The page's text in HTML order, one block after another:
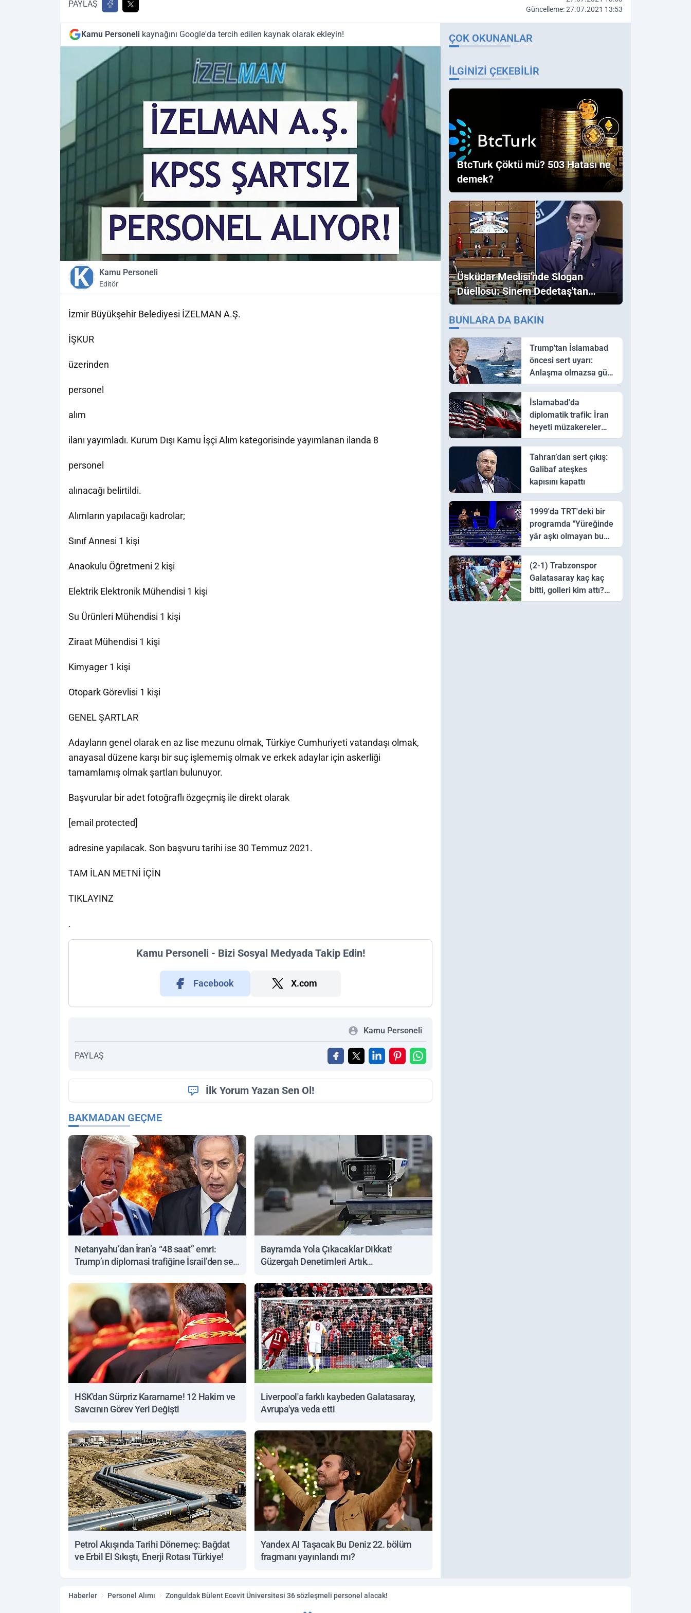
PAYLAŞ
Güncelleme: 27.07.2021 13:53
Kamu Personeli kaynağını Google'da tercih edilen kaynak olarak ekleyin!
Kamu Personeli
Editör
İzmir Büyükşehir Belediyesi İZELMAN A.Ş.
İŞKUR
üzerinden
personel
alım
ilanı yayımladı. Kurum Dışı Kamu İşçi Alım kategorisinde yayımlanan ilanda 8
personel
alınacağı belirtildi.
Alımların yapılacağı kadrolar;
Sınıf Annesi 1 kişi
Anaokulu Öğretmeni 2 kişi
Elektrik Elektronik Mühendisi 1 kişi
Su Ürünleri Mühendisi 1 kişi
Ziraat Mühendisi 1 kişi
Kimyager 1 kişi
Otopark Görevlisi 1 kişi
GENEL ŞARTLAR
Adayların genel olarak en az lise mezunu olmak, Türkiye Cumhuriyeti vatandaşı olmak,
anayasal düzene karşı bir suç işlememiş olmak ve erkek adaylar için askerliği
tamamlamış olmak şartları bulunuyor.
Başvurular bir adet fotoğraflı özgeçmiş ile direkt olarak
[email protected]
adresine yapılacak. Son başvuru tarihi ise 30 Temmuz 2021.
TAM İLAN METNİ İÇİN
TIKLAYINZ
.
Kamu Personeli - Bizi Sosyal Medyada Takip Edin!
Facebook X.com
Kamu Personeli
PAYLAŞ
İlk Yorum Yazan Sen Ol!
BAKMADAN GEÇME
Netanyahu’dan İran’a “48 saat” emri:
Trump’ın diplomasi trafiğine İsrail’den sert
Bayramda Yola Çıkacaklar Dikkat!
Güzergah Denetimleri Artık
HSK'dan Sürpriz Kararname! 12 Hakim ve
Savcının Görev Yeri Değişti
Liverpool'a farklı kaybeden Galatasaray,
Avrupa'ya veda etti
Petrol Akışında Tarihi Dönemeç: Bağdat
ve Erbil El Sıkıştı, Enerji Rotası Türkiye!
Yandex AI Taşacak Bu Deniz 22. bölüm
fragmanı yayınlandı mı?
ÇOK OKUNANLAR
İLGINIZI ÇEKEBILIR
BtcTurk Çöktü mü? 503 Hatası ne
demek?
Üsküdar Meclisi'nde Slogan
Düellosu: Sinem Dedetaş'tan
Ezber Bozan "Erdoğan" ve
"İmamoğlu" Çıkışı!
BUNLARA DA BAKIN
Trump'tan İslamabad
öncesi sert uyarı:
Anlaşma olmazsa güç
kullanırız
İslamabad'da
diplomatik trafik: İran
heyeti müzakereler
için Pakistan'a ulaştı
Tahran’dan sert çıkış:
Galibaf ateşkes
kapısını kapattı
1999'da TRT'deki bir
programda "Yüreğinde
yâr aşkı olmayan bu
sazı çalarsa tingirdatır"
sözünü söyleyen halk
ozanı hangisidir?
(2-1) Trabzonspor
Galatasaray kaç kaç
bitti, golleri kim attı?
Trabzonspor
Haberler Personel Alımı Zonguldak Bülent Ecevit Üniversitesi 36 sözleşmeli personel alacak!